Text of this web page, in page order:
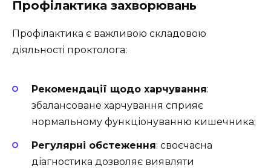
Профілактика захворювань
Профілактика є важливою складовою
діяльності проктолога:
Рекомендації щодо харчування:
збалансоване харчування сприяє
нормальному функціонуванню кишечника;
Регулярні обстеження: своєчасна
діагностика дозволяє виявляти